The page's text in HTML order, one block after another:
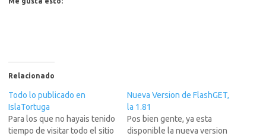
Relacionado
Todo lo publicado en
IslaTortuga
Para los que no hayais tenido
tiempo de visitar todo el sitio
Nueva Version de FlashGET,
la 1.81
Pos bien gente, ya esta
disponible la nueva version